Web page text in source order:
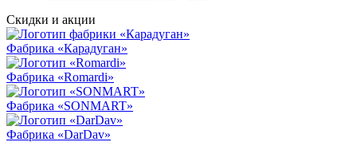
Скидки и акции
Фабрика «Карадуган»
Фабрика «Romardi»
Фабрика «SONMART»
Фабрика «DarDav»